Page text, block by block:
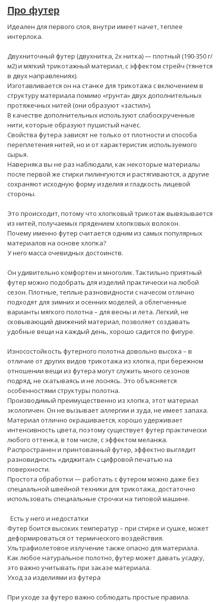
Про футер
Идеален для первого слоя, внутри имеет начет, теплее
интерлока.
Двухниточный футер (двухнитка, 2х нитка) — плотный (190-350 г/
м2) и мягкий трикотажный материал, с эффектом стрейч (тянется
в двух направлениях).
Изготавливается он на станке для трикотажа с включением в
структуру материала помимо «грунта» двух дополнительных
протяжечных нитей (они образуют «застил»).
В качестве дополнительных используют слабоскрученные
нити, которые образуют пушистый начёс.
Свойства футера зависят не только от плотности и способа
переплетения нитей, но и от характеристик используемого
сырья.
Наверняка вы не раз наблюдали, как некоторые материалы
после первой же стирки пилингуются и растягиваются, а другие
сохраняют исходную форму изделия и гладкость лицевой
стороны.
Это происходит, потому что хлопковый трикотаж вывязывается
из нитей, получаемых прядением хлопковых волокон.
Почему именно футер считается одним из самых популярных
материалов на основе хлопка?
У него масса очевидных достоинств.
Он удивительно комфортен и многолик. Тактильно приятный
футер можно подобрать для изделий практически на любой
сезон. Плотные, теплые разновидности с начесом отлично
подходят для зимних и осенних моделей, а облегченные
варианты мягкого полотна – для весны и лета. Легкий, не
сковывающий движений материал, позволяет создавать
удобные вещи на каждый день, хорошо садится по фигуре.
Износостойкость футерного полотна довольно высока – в
отличие от других видов трикотажа из хлопка, при бережном
отношении вещи из футера могут служить много сезонов
подряд, не скатываясь и не лоснясь. Это объясняется
особенностями структуры полотна.
Производимый преимущественно из хлопка, этот материал
экологичен. Он не вызывает аллергии и зуда, не имеет запаха.
Материал отлично окрашивается, хорошо удерживает
интенсивность цвета, поэтому существует футер практически
любого оттенка, в том числе, с эффектом меланжа.
Распространен и принтованный футер, эффектно выглядит
разновидность «диджитал» с цифровой печатью на
поверхности.
Простота обработки — работать с футером можно даже без
специальной швейной техники для трикотажа, достаточно
использовать специальные строчки на типовой машине.
Есть у него и недостатки
Футер боится высоких температур – при стирке и сушке, может
деформироваться от термического воздействия.
Ультрафиолетовое излучение также опасно для материала.
Как любое натуральное полотно, футер может давать усадку,
это важно учитывать при заказе материала.
Уход за изделиями из футера
При уходе за футеро важно соблюдать простые правила.